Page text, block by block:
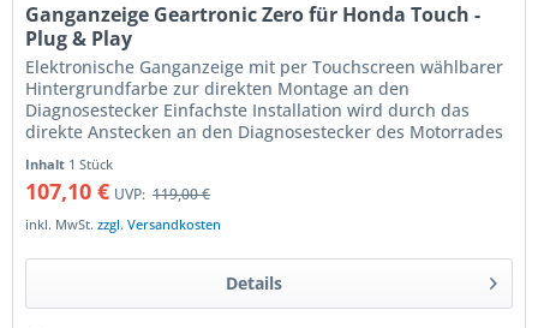
Ganganzeige Geartronic Zero für Honda Touch -
Plug & Play
Elektronische Ganganzeige mit per Touchscreen wählbarer
Hintergrundfarbe zur direkten Montage an den
Diagnosestecker Einfachste Installation wird durch das
direkte Anstecken an den Diagnosestecker des Motorrades
Inhalt 1 Stück
107,10 € UVP: 119,00 €
inkl. MwSt.zzgl. Versandkosten
Details